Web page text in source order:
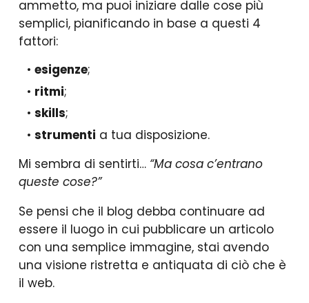
ammetto, ma puoi iniziare dalle cose più
semplici, pianificando in base a questi 4
fattori:
esigenze;
ritmi;
skills;
strumenti a tua disposizione.
Mi sembra di sentirti… “Ma cosa c’entrano
queste cose?”
Se pensi che il blog debba continuare ad
essere il luogo in cui pubblicare un articolo
con una semplice immagine, stai avendo
una visione ristretta e antiquata di ciò che è
il web.